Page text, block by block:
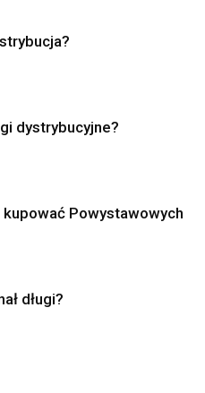
dystrybucyjne?
kupować Powystawowych
długi?